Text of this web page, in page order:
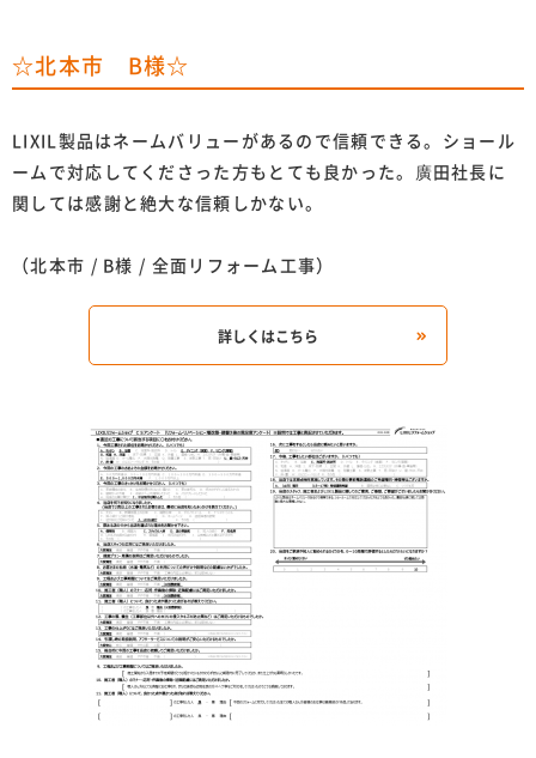
☆北本市 B様☆
LIXIL製品はネームバリューがあるので信頼できる。ショール
ームで対応してくださった方もとても良かった。廣田社長に
関しては感謝と絶大な信頼しかない。
（北本市 / B様 / 全面リフォーム工事）
詳しくはこちら